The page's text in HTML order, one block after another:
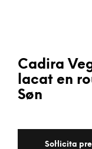
Cadira
lacat en
Søn